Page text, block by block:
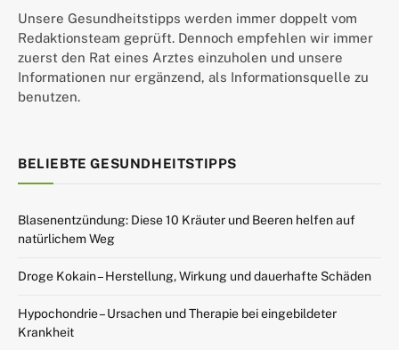
Unsere Gesundheitstipps werden immer doppelt vom
Redaktionsteam geprüft. Dennoch empfehlen wir immer
zuerst den Rat eines Arztes einzuholen und unsere
Informationen nur ergänzend, als Informationsquelle zu
benutzen.
BELIEBTE GESUNDHEITSTIPPS
Blasenentzündung: Diese 10 Kräuter und Beeren helfen auf
natürlichem Weg
Droge Kokain – Herstellung, Wirkung und dauerhafte Schäden
Hypochondrie – Ursachen und Therapie bei eingebildeter
Krankheit